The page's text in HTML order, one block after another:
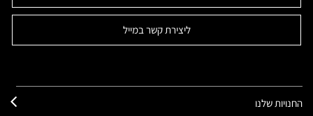
ליצירת קשר במייל
החנויות שלנו